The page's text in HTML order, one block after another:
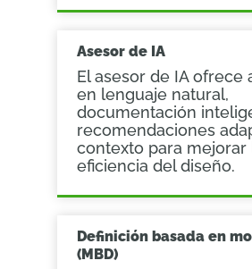
Asesor de IA
El asesor de IA ofrece
en lenguaje natural,
documentación
recomendaciones
contexto para mejorar
eficiencia del diseño.
Definición basada en
(MBD)